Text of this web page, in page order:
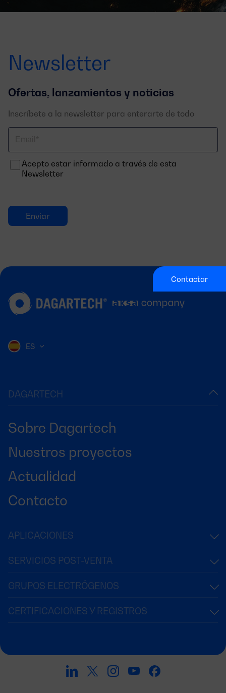
Newsletter
Ofertas, lanzamientos y noticias
Inscríbete a la newsletter para enterarte de todo
electrónico
Acepto estar informado a través de esta
Newsletter
Contactar
DAGARTECH
Sobre Dagartech
Nuestros proyectos
Actualidad
Contacto
ES
APLICACIONES
SERVICIOS POST-VENTA
GRUPOS ELECTRÓGENOS
CERTIFICACIONES Y REGISTROS